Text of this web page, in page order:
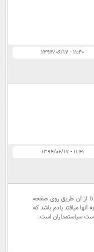
۱۱:۴۰ - ۱۳۹۴/۰۶/۱۷
۱۱:۴۱ - ۱۳۹۴/۰۶/۱۷
تا از آن طریق روی صفحه
میافتد یادم باشد که
سیاستمداران است.